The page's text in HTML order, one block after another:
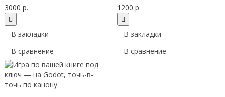
3000 р.
В закладки
В сравнение
1200 р.
В закладки
В сравнение